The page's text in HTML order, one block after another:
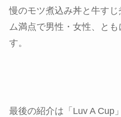
慢のモツ煮込み丼と牛す
ム満点で男性・女性、と
す。
最後の紹介は「Luv A Cup